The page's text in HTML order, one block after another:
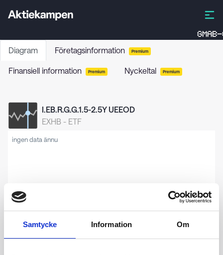
Samtycke Information Om
GMAB-
Diagram Företagsinformation Premium
Finansiell information Premium Nyckeltal Premium
I.EB.R.G.G.1.5-2.5Y UEEOD
EXHB - ETF
ingen data ännu